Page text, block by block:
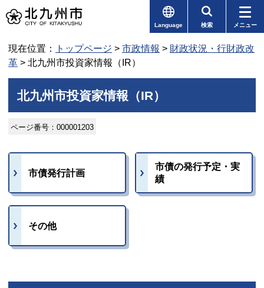
Language 検索 メニュー
現在位置： トップページ > 市政情報 > 財政状況・行財政改
革 > 北九州市投資家情報（IR）
北九州市投資家情報（IR）
ページ番号：000001203
市債発行計画
市債の発行予定・実
績
その他